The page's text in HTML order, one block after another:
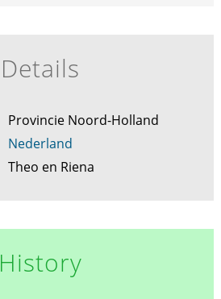
Details
Provincie Noord-Holland
Nederland
Theo en Riena
History